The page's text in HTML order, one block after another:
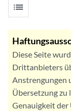
list
Diese Seite
Drittanbieters
Anstrengungen
Übersetzung zu
Genauigkeit der